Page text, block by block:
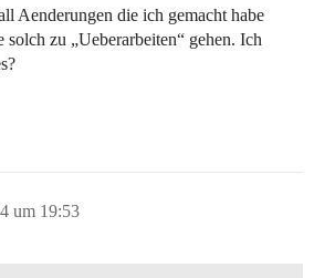
Aenderungen die ich gemacht habe
zu „Ueberarbeiten“ gehen. Ich
um 19:53